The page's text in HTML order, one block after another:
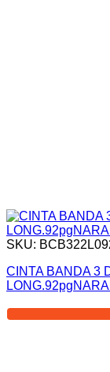
SKU:
CINTA BANDA 3